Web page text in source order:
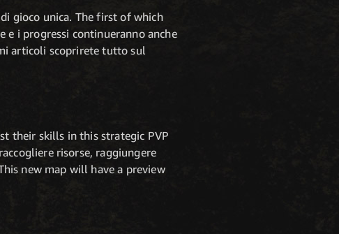
gioco unica. The first of which
e i progressi continueranno anche
articoli scoprirete tutto sul
their skills in this strategic PVP
risorse, raggiungere
new map will have a preview